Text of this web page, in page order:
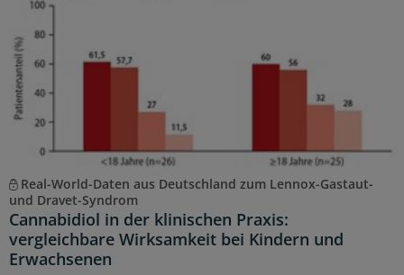
Real-World-Daten aus Deutschland zum Lennox-Gastaut-
und Dravet-Syndrom
Cannabidiol in der klinischen Praxis:
vergleichbare Wirksamkeit bei Kindern und
Erwachsenen